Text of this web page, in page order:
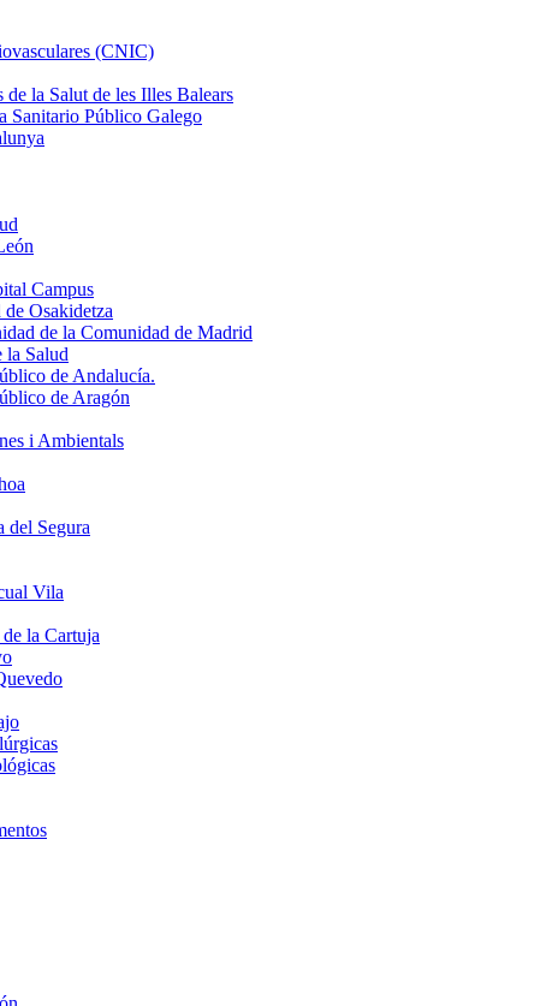
(CNIC)
la Salut de les Illes Balears
Sanitario Público Galego
Campus
Osakidetza
de la Comunidad de Madrid
la Salud
de Andalucía.
de Aragón
i Ambientals
del Segura
Vila
la Cartuja